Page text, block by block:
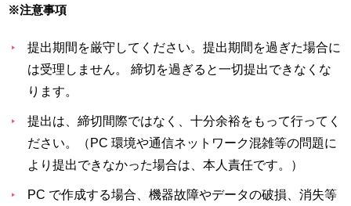
※注意事項
提出期間を厳守してください。提出期間を過ぎた場合に
は受理しません。 締切を過ぎると一切提出できなくな
ります。
提出は、締切間際ではなく、十分余裕をもって行ってく
ださい。（PC 環境や通信ネットワーク混雑等の問題に
より提出できなかった場合は、本人責任です。）
PC で作成する場合、機器故障やデータの破損、消失等